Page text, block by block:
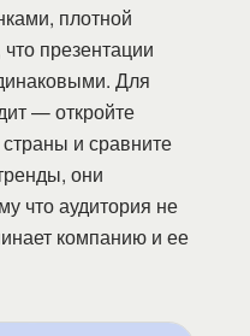
плотной
презентации
Для
— откройте
и сравните
они
что аудитория не
компанию и ее